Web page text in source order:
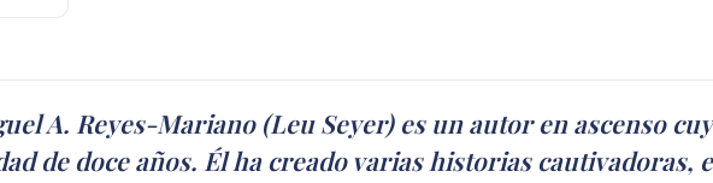
A. Reyes-Mariano (Leu Seyer) es un autor en ascenso
de doce años. Él ha creado varias historias cautivadoras,